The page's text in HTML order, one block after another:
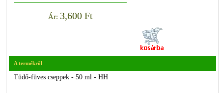
Ár: 3,600 Ft
A termékről
Tüdő-füves cseppek - 50 ml - HH